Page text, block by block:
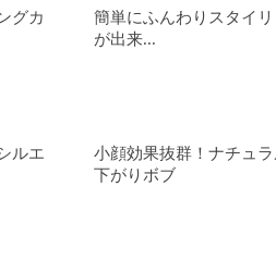
グカ
簡単にふんわりスタイ
が出来...
ルエ
小顔効果抜群！ナチュ
下がりボブ